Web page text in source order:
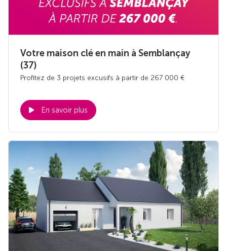
Votre maison clé en main à Semblançay
(37)
Profitez de 3 projets excusifs à partir de 267 000 €
En savoir plus